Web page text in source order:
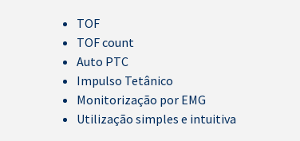
TOF
TOF count
Auto PTC
Impulso Tetânico
Monitorização por EMG
Utilização simples e intuitiva